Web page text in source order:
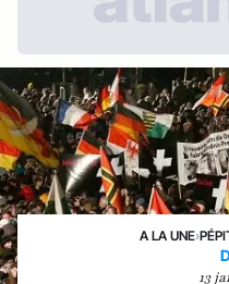
A LA UNE›
13